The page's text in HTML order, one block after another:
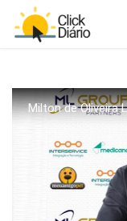
Milton de Oliveira